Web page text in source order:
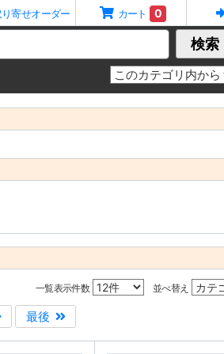
寄せオーダー カート 0
検索
一覧表示件数 並べ替え
最後